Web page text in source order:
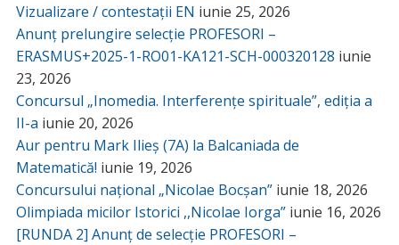
Vizualizare / contestații EN iunie 25, 2026
Anunț prelungire selecție PROFESORI –
ERASMUS+2025-1-RO01-KA121-SCH-000320128 iunie
23, 2026
Concursul „Inomedia. Interferențe spirituale”, ediția a
II-a iunie 20, 2026
Aur pentru Mark Ilieș (7A) la Balcaniada de
Matematică! iunie 19, 2026
Concursului național „Nicolae Bocșan” iunie 18, 2026
Olimpiada micilor Istorici ,,Nicolae Iorga” iunie 16, 2026
[RUNDA 2] Anunț de selecție PROFESORI –